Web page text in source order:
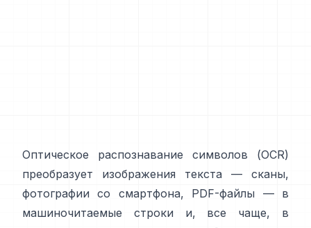
Оптическое распознавание символов (OCR)
преобразует изображения текста — сканы,
фотографии со смартфона, PDF-файлы — в
машиночитаемые строки и, все чаще, в